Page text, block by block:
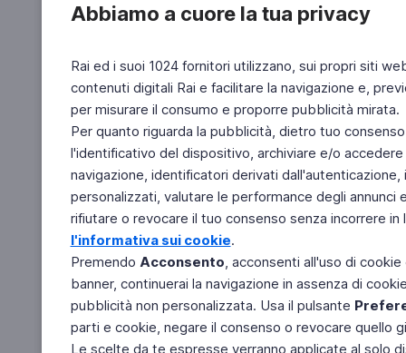
Abbiamo a cuore la tua privacy
Rai ed i suoi 1024 fornitori utilizzano, sui propri siti
contenuti digitali Rai e facilitare la navigazione e,
per misurare il consumo e proporre pubblicità mirata.
Per quanto riguarda la pubblicità, dietro tuo
l'identificativo del dispositivo, archiviare e/o
navigazione, identificatori derivati
personalizzati, valutare le performance degli
rifiutare o revocare il tuo consenso senza incorrere
l'informativa sui cookie.
Premendo Acconsento, acconsenti all'uso di
banner, continuerai la navigazione in assenza di
pubblicità non personalizzata. Usa il pulsante
parti e cookie, negare il consenso o revocare quello
Le scelte da te espresse verranno applicate al solo